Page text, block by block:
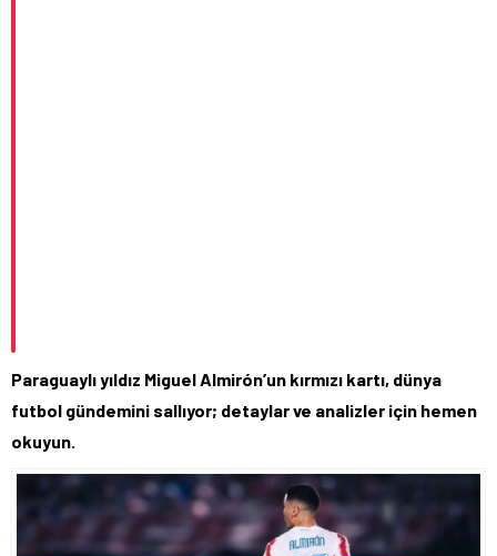
Paraguaylı yıldız Miguel Almirón’un kırmızı kartı, dünya
futbol gündemini sallıyor; detaylar ve analizler için hemen
okuyun.